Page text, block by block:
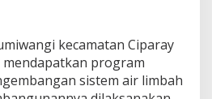
kecamatan Ciparay
program
sistem air limbah